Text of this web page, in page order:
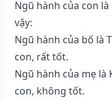
Ngũ hành của con
vậy:
Ngũ hành của bố là
con, rất tốt.
Ngũ hành của mẹ là
con, không tốt.